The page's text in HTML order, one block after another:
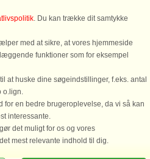
Ring for at bestille
hurtig adgang til en masse
hele 7 feriecentre i Nordjylland. Alle
danske natur og tæt ved havet. Besøg
og Vigsø. Se alle Danlands
også vil holde ferie mere sydpå end
. Du kan trække dit samtykke
med at sikre, at vores hjemmeside
funktioner som for eksempel
at huske dine søgeindstillinger, f.eks. antal
o.lign.
for en bedre brugeroplevelse, da vi så kan
interessante.
det muligt for os og vores
mest relevante indhold til dig.